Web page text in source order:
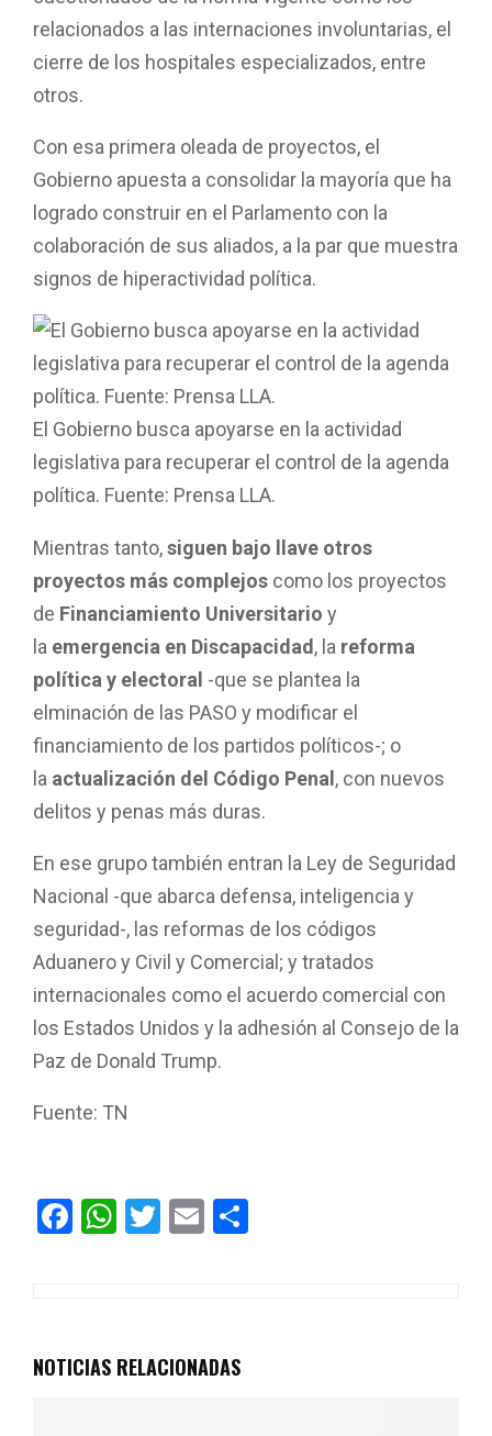
relacionados a las internaciones involuntarias, el
cierre de los hospitales especializados, entre
otros.
Con esa primera oleada de proyectos, el
Gobierno apuesta a consolidar la mayoría que ha
logrado construir en el Parlamento con la
colaboración de sus aliados, a la par que muestra
signos de hiperactividad política.
El Gobierno busca apoyarse en la actividad
legislativa para recuperar el control de la agenda
política. Fuente: Prensa LLA.
Mientras tanto,siguen bajo llave otros
proyectos más complejos como los proyectos
de Financiamiento Universitario y
la emergencia en Discapacidad , la reforma
política y electoral -que se plantea la
elminación de las PASO y modificar el
financiamiento de los partidos políticos-; o
la actualización del Código Penal , con nuevos
delitos y penas más duras.
En ese grupo también entran la Ley de Seguridad
Nacional -que abarca defensa, inteligencia y
seguridad-, las reformas de los códigos
Aduanero y Civil y Comercial; y tratados
internacionales como el acuerdo comercial con
los Estados Unidos y la adhesión al Consejo de la
Paz de Donald Trump.
Fuente: TN
F
o
W
A
T
E
NOTICIAS RELACIONADAS